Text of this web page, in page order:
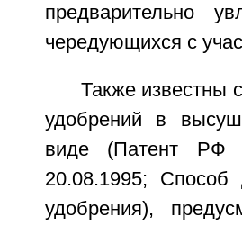
предварительно
чередующихся с
Также известны
удобрений в
виде (Патент РФ
20.08.1995; Способ
удобрения),